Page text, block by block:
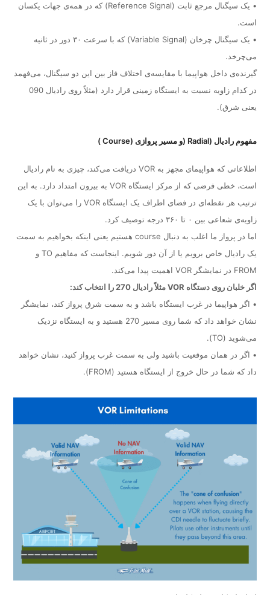
• یک سیگنال مرجع ثابت (Reference Signal) که در همه‌ی جهات یکسان
است.
• یک سیگنال چرخان (Variable Signal) که با سرعت ۳۰ دور در ثانیه
می‌چرخد.
گیرنده‌ی داخل هواپیما با مقایسه‌ی اختلاف فاز بین این دو سیگنال، می‌فهمد
در کدام زاویه نسبت به ایستگاه زمینی قرار دارد (مثلاً روی رادیال 090
یعنی شرق).
مفهوم رادیال (Radial (و مسیر پروازی (Course )
اطلاعاتی که هواپیمای مجهز به VOR دریافت می‌کند، چیزی به نام رادیال
است، خطی فرضی که از مرکز ایستگاه VOR به بیرون امتداد دارد. به این
ترتیب هر نقطه‌ای در فضای اطراف یک ایستگاه VOR را می‌توان با یک
زاویه‌ی شعاعی بین ۰ تا ۳۶۰ درجه توصیف کرد.
اما در پرواز ما اغلب به دنبال course هستیم یعنی اینکه بخواهیم به سمت
یک رادیال خاص برویم یا از آن دور شویم. اینجاست که مفاهیم TO و
FROM در نمایشگر VOR اهمیت پیدا می‌کند.
اگر خلبان روی دستگاه VOR مثلاً رادیال 270 را انتخاب کند:
• اگر هواپیما در غرب ایستگاه باشد و به سمت شرق پرواز کند، نمایشگر
نشان خواهد داد که شما روی مسیر 270 هستید و به ایستگاه نزدیک
می‌شوید (TO).
• اگر در همان موقعیت باشید ولی به سمت غرب پرواز کنید، نشان خواهد
داد که شما در حال خروج از ایستگاه هستید (FROM).